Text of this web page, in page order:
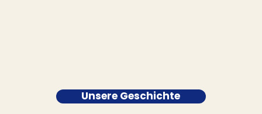
Unsere Geschichte